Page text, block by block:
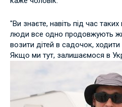
"Ви знаєте, навіть під час таких
люди все одно продовжують
возити дітей в садочок,
Якщо ми тут, залишаємося в